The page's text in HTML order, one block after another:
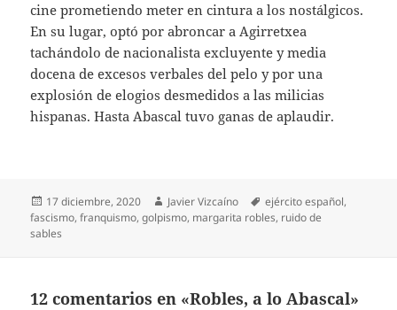
cine prometiendo meter en cintura a los nostálgicos.
En su lugar, optó por abroncar a Agirretxea
tachándolo de nacionalista excluyente y media
docena de excesos verbales del pelo y por una
explosión de elogios desmedidos a las milicias
hispanas. Hasta Abascal tuvo ganas de aplaudir.
Publicado
el
17 diciembre, 2020 Autor
Javier Vizcaíno Etiquetas
ejército español,
fascismo,franquismo,golpismo, margarita robles, ruido de
sables
12 comentarios en «Robles, a lo Abascal»